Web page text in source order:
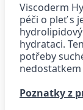
Viscoderm
péči o pleť s
hydrataci.
potřeby
Poznatky z